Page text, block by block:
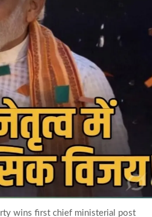
wins first chief ministerial post